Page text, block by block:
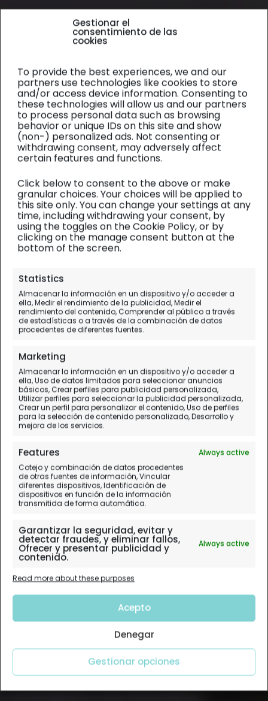
Gestionar el
consentimiento de las
cookies
To provide the best experiences, we and our
partners use technologies like cookies to store
and/or access device information. Consenting to
these technologies will allow us and our partners
to process personal data such as browsing
behavior or unique IDs on this site and show
(non-) personalized ads. Not consenting or
withdrawing consent, may adversely affect
certain features and functions.
Click below to consent to the above or make
granular choices. Your choices will be applied to
this site only. You can change your settings at any
time, including withdrawing your consent, by
using the toggles on the Cookie Policy, or by
clicking on the manage consent button at the
bottom of the screen.
Statistics
Almacenar la información en un dispositivo y/o acceder a
ella, Medir el rendimiento de la publicidad, Medir el
rendimiento del contenido, Comprender al público a través
de estadísticas o a través de la combinación de datos
procedentes de diferentes fuentes.
Marketing
Almacenar la información en un dispositivo y/o acceder a
ella, Uso de datos limitados para seleccionar anuncios
básicos, Crear perfiles para publicidad personalizada,
Utilizar perfiles para seleccionar la publicidad personalizada,
Crear un perfil para personalizar el contenido, Uso de perfiles
para la selección de contenido personalizado, Desarrollo y
mejora de los servicios.
Features
Always active
Cotejo y combinación de datos procedentes
de otras fuentes de información, Vincular
diferentes dispositivos, Identificación de
dispositivos en función de la información
transmitida de forma automática.
Garantizar la seguridad, evitar y
detectar fraudes, y eliminar fallos,
Ofrecer y presentar publicidad y
contenido.
Always active
Read more about these purposes
Acepto
Denegar
Gestionar opciones
Hawaii desde Los Ángeles, un
sueño cumplido